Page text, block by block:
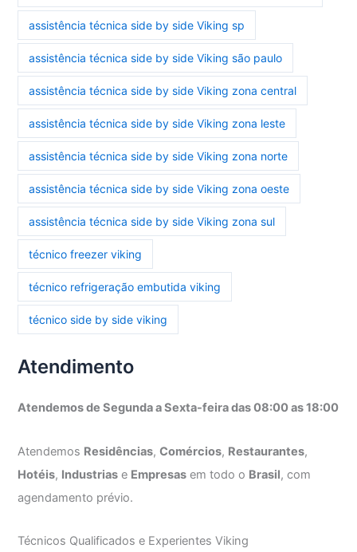
assistência técnica side by side Viking sp
assistência técnica side by side Viking são paulo
assistência técnica side by side Viking zona central
assistência técnica side by side Viking zona leste
assistência técnica side by side Viking zona norte
assistência técnica side by side Viking zona oeste
assistência técnica side by side Viking zona sul
técnico freezer viking
técnico refrigeração embutida viking
técnico side by side viking
Atendimento
Atendemos de Segunda a Sexta-feira das 08:00 as 18:00
Atendemos Residências,Comércios, Restaurantes,
Hotéis, Industrias e Empresas em todo o Brasil, com
agendamento prévio.
Técnicos Qualificados e Experientes Viking